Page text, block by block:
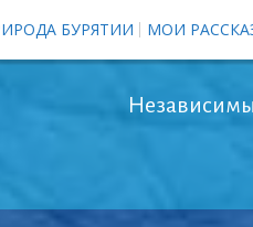
БУРЯТИИ МОИ